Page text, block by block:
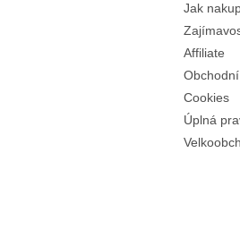
Jak
Affiliate
Cookies
Úplná